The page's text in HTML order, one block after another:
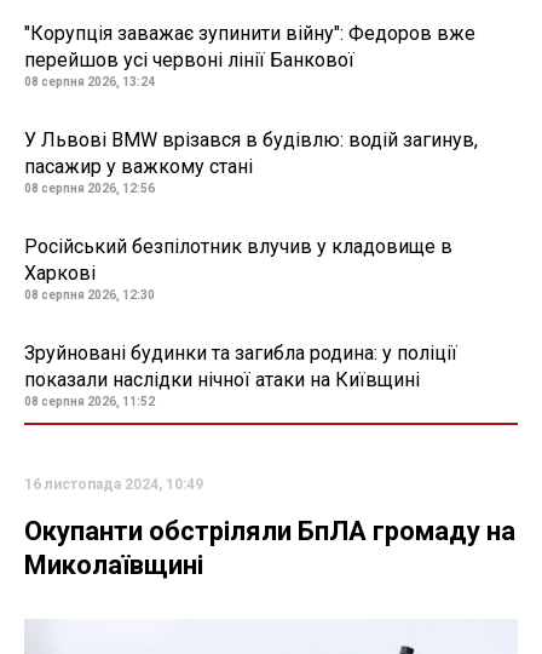
"Корупція заважає зупинити війну": Федоров вже
перейшов усі червоні лінії Банкової
08 серпня 2026, 13:24
У Львові BMW врізався в будівлю: водій загинув,
пасажир у важкому стані
08 серпня 2026, 12:56
Російський безпілотник влучив у кладовище в
Харкові
08 серпня 2026, 12:30
Зруйновані будинки та загибла родина: у поліції
показали наслідки нічної атаки на Київщині
08 серпня 2026, 11:52
16 листопада 2024, 10:49
Окупанти обстріляли БпЛА громаду на
Миколаївщині